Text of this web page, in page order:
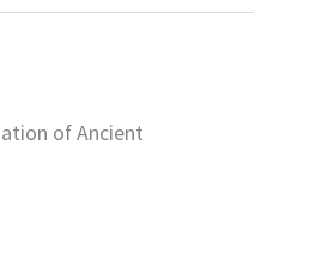
를 구성한 농장주들은
키기를 희망하였다. 그들
Jones, 조원시) 등
은 그 첫 작업을 주도하였
을 설치하고, 윌리엄 데쉴
교구에 있는 신자들로 하
교부를 이끌어갔던 초기 감
족하였던 감리사들은 하
of Ancient